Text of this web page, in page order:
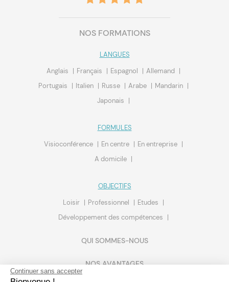
Continuer sans accepter
NOS FORMATIONS
LANGUES
Anglais
Français Espagnol
Allemand
Portugais
Italien Russe Arabe
Mandarin
Japonais
FORMULES
Visioconférence
En centre
En entreprise
A domicile
OBJECTIFS
Loisir
Professionnel
Etudes
Développement des compétences
QUI SOMMES-NOUS
NOS AVANTAGES